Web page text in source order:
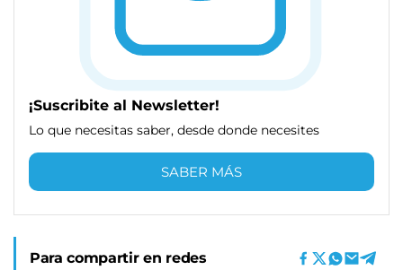
¡Suscribite al Newsletter!
Lo que necesitas saber, desde donde necesites
SABER MÁS
Para compartir en redes